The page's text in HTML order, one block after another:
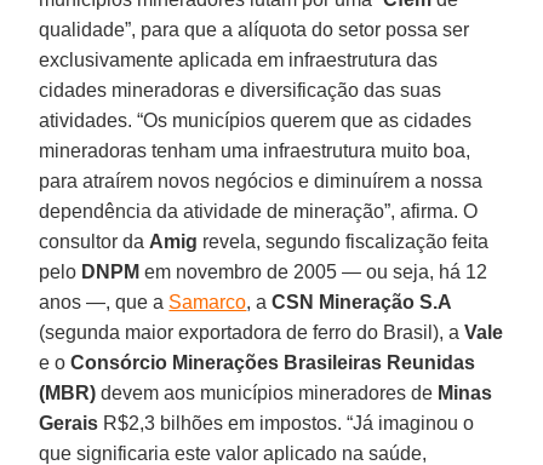
qualidade”, para que a alíquota do setor possa ser
exclusivamente aplicada em infraestrutura das
cidades mineradoras e diversificação das suas
atividades. “Os municípios querem que as cidades
mineradoras tenham uma infraestrutura muito boa,
para atraírem novos negócios e diminuírem a nossa
dependência da atividade de mineração”, afirma. O
consultor da Amig revela, segundo fiscalização feita
pelo DNPM em novembro de 2005 — ou seja, há 12
anos —, que a Samarco, aCSN Mineração S.A
(segunda maior exportadora de ferro do Brasil), aVale
e oConsórcio Minerações Brasileiras Reunidas
(MBR) devem aos municípios mineradores de Minas
Gerais R$2,3 bilhões em impostos. “Já imaginou o
que significaria este valor aplicado na saúde,